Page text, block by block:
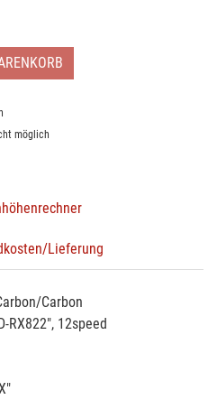
möglich
Lieferung
Carbon
RX822", 12speed